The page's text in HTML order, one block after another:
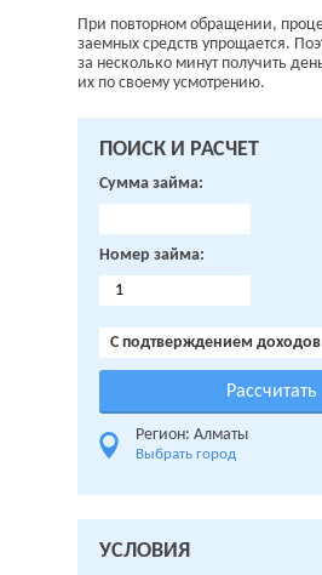
При повторном обращении,
заемных средств упрощается.
за несколько минут получить
их по своему усмотрению.
ПОИСК И РАСЧЕТ
Сумма займа:
Номер займа:
C подтверждением доходов
Регион: Алматы
Выбрать город
УСЛОВИЯ